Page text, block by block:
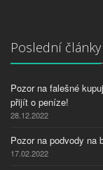
Poslední články
Pozor na falešné
přijít o peníze!
28.12.2022
Pozor na podvody na
17.02.2022